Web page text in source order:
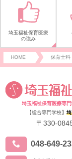
埼玉福祉保育医療
の強み
HOME 保育士科
埼玉福祉保育医療専
【総合専門学校】
〒330-
048-649-